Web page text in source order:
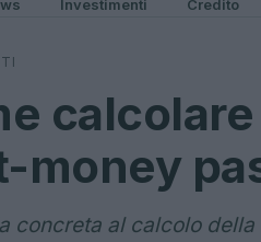
Investimenti Credito
money
concreta al calcolo